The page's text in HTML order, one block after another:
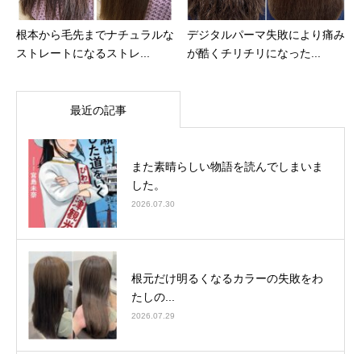
根本から毛先までナチュラルな
ストレートになるストレ...
デジタルパーマ失敗により痛み
が酷くチリチリになった...
最近の記事
また素晴らしい物語を読んでしまいま
した。
2026.07.30
根元だけ明るくなるカラーの失敗をわ
たしの...
2026.07.29